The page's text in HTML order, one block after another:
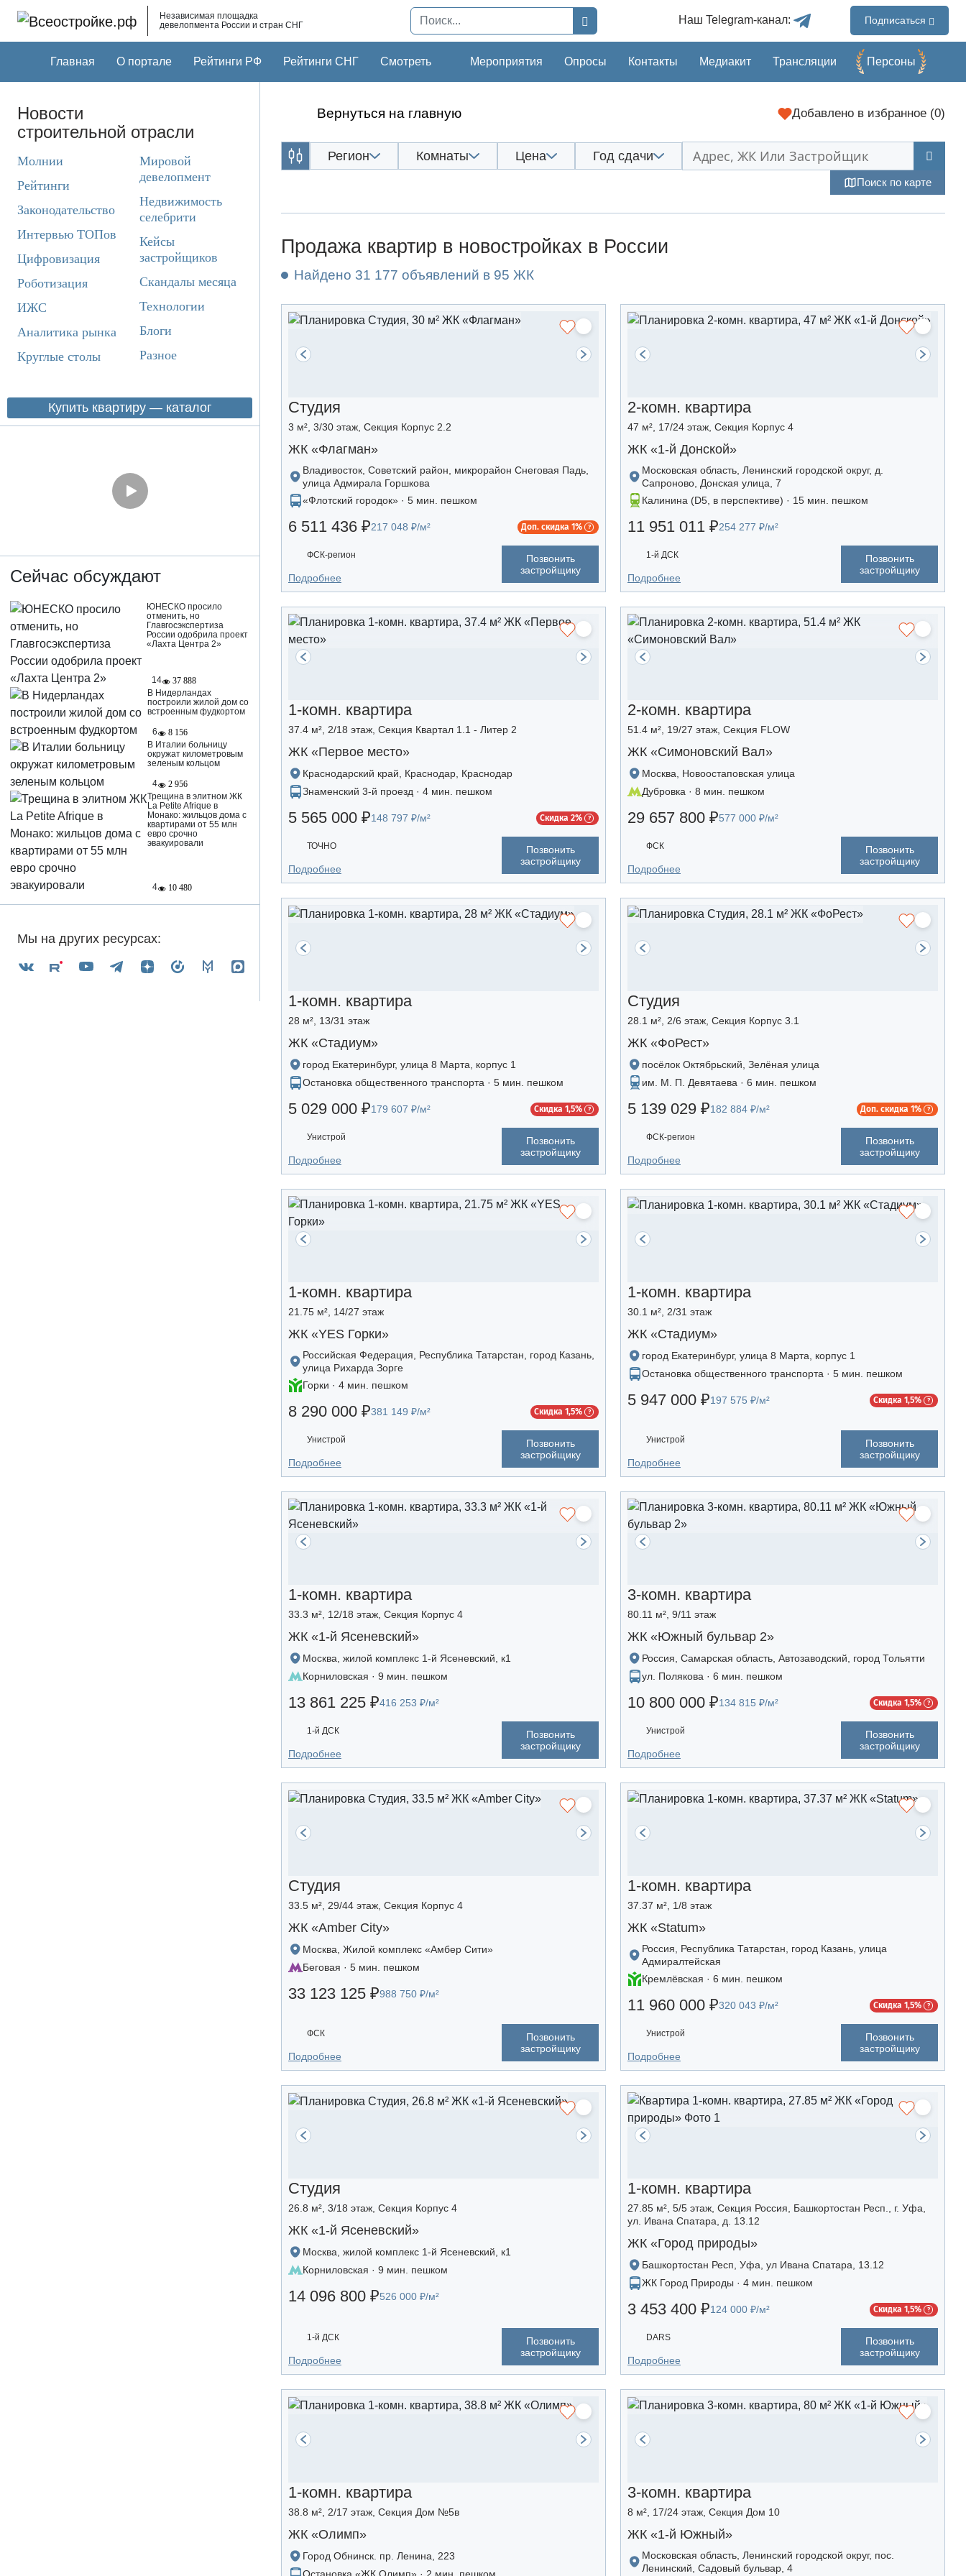
Независимая площадка
девелопмента России и стран СНГ
Наш Telegram-канал: Подписаться
Главная О портале Рейтинги РФ Рейтинги СНГ Смотреть Мероприятия Опросы Контакты Медиакит Трансляции Перcоны
Новости
строительной отрасли
Молнии
Рейтинги
Законодательство
Интервью ТОПов
Цифровизация
Роботизация
ИЖС
Аналитика рынка
Круглые столы
Мировой
девелопмент
Недвижимость
селебрити
Кейсы
застройщиков
Скандалы месяца
Технологии
Блоги
Разное
Купить квартиру — каталог
Сейчас обсуждают
ЮНЕСКО просило
отменить, но
Главгосэкспертиза
России одобрила проект
«Лахта Центра 2»
14
37 888
В Нидерландах
построили жилой дом со
встроенным фудкортом
6
8 156
В Италии больницу
окружат километровым
зеленым кольцом
4
2 956
Трещина в элитном ЖК
La Petite Afrique в
Монако: жильцов дома с
квартирами от 55 млн
евро срочно
эвакуировали
4 10 480
Мы на других ресурсах:
Вернуться на главную Добавлено в избранное (0)
Регион Комнаты Цена Год сдачи
Поиск по карте
Продажа квартир в новостройках в России
Найдено 31 177 объявлений в 95 ЖК
Студия
3 м², 3/30 этаж, Секция Корпус 2.2
ЖК «Флагман»
Владивосток, Советский район, микрорайон Снеговая Падь,
улица Адмирала Горшкова
«Флотский городок» · 5 мин. пешком
6 511 436 ₽217 048 ₽/м² Доп. скидка 1%
ФСК-регион
Позвонить
застройщику
Подробнее
2-комн. квартира
47 м², 17/24 этаж, Секция Корпус 4
ЖК «1-й Донской»
Московская область, Ленинский городской округ, д.
Сапроново, Донская улица, 7
Калинина (D5, в перспективе) · 15 мин. пешком
11 951 011 ₽254 277 ₽/м²
1-й ДСК
Позвонить
застройщику
Подробнее
1-комн. квартира
37.4 м², 2/18 этаж, Секция Квартал 1.1 - Литер 2
ЖК «Первое место»
Краснодарский край, Краснодар, Краснодар
Знаменский 3-й проезд · 4 мин. пешком
5 565 000 ₽148 797 ₽/м² Скидка 2%
ТОЧНО
Позвонить
застройщику
Подробнее
2-комн. квартира
51.4 м², 19/27 этаж, Секция FLOW
ЖК «Симоновский Вал»
Москва, Новоостаповская улица
Дубровка · 8 мин. пешком
29 657 800 ₽577 000 ₽/м²
ФСК
Позвонить
застройщику
Подробнее
1-комн. квартира
28 м², 13/31 этаж
ЖК «Стадиум»
город Екатеринбург, улица 8 Марта, корпус 1
Остановка общественного транспорта · 5 мин. пешком
5 029 000 ₽179 607 ₽/м² Скидка 1,5%
Унистрой
Позвонить
застройщику
Подробнее
Студия
28.1 м², 2/6 этаж, Секция Корпус 3.1
ЖК «ФоРест»
посёлок Октябрьский, Зелёная улица
им. М. П. Девятаева · 6 мин. пешком
5 139 029 ₽182 884 ₽/м² Доп. скидка 1%
ФСК-регион
Позвонить
застройщику
Подробнее
1-комн. квартира
21.75 м², 14/27 этаж
ЖК «YES Горки»
Российская Федерация, Республика Татарстан, город Казань,
улица Рихарда Зорге
Горки · 4 мин. пешком
8 290 000 ₽381 149 ₽/м² Скидка 1,5%
Унистрой
Позвонить
застройщику
Подробнее
1-комн. квартира
30.1 м², 2/31 этаж
ЖК «Стадиум»
город Екатеринбург, улица 8 Марта, корпус 1
Остановка общественного транспорта · 5 мин. пешком
5 947 000 ₽197 575 ₽/м² Скидка 1,5%
Унистрой
Позвонить
застройщику
Подробнее
1-комн. квартира
33.3 м², 12/18 этаж, Секция Корпус 4
ЖК «1-й Ясеневский»
Москва, жилой комплекс 1-й Ясеневский, к1
Корниловская · 9 мин. пешком
13 861 225 ₽416 253 ₽/м²
1-й ДСК
Позвонить
застройщику
Подробнее
3-комн. квартира
80.11 м², 9/11 этаж
ЖК «Южный бульвар 2»
Россия, Самарская область, Автозаводский, город Тольятти
ул. Полякова · 6 мин. пешком
10 800 000 ₽134 815 ₽/м² Скидка 1,5%
Унистрой
Позвонить
застройщику
Подробнее
Студия
33.5 м², 29/44 этаж, Секция Корпус 4
ЖК «Amber Сity»
Москва, Жилой комплекс «Амбер Сити»
Беговая · 5 мин. пешком
33 123 125 ₽988 750 ₽/м²
ФСК
Позвонить
застройщику
Подробнее
1-комн. квартира
37.37 м², 1/8 этаж
ЖК «Statum»
Россия, Республика Татарстан, город Казань, улица
Адмиралтейская
Кремлёвская · 6 мин. пешком
11 960 000 ₽320 043 ₽/м² Скидка 1,5%
Унистрой
Позвонить
застройщику
Подробнее
Студия
26.8 м², 3/18 этаж, Секция Корпус 4
ЖК «1-й Ясеневский»
Москва, жилой комплекс 1-й Ясеневский, к1
Корниловская · 9 мин. пешком
14 096 800 ₽526 000 ₽/м²
1-й ДСК
Позвонить
застройщику
Подробнее
1-комн. квартира
27.85 м², 5/5 этаж, Секция Россия, Башкортостан Респ., г. Уфа,
ул. Ивана Спатара, д. 13.12
ЖК «Город природы»
Башкортостан Респ, Уфа, ул Ивана Спатара, 13.12
ЖК Город Природы · 4 мин. пешком
3 453 400 ₽124 000 ₽/м² Скидка 1,5%
DARS
Позвонить
застройщику
Подробнее
1-комн. квартира
38.8 м², 2/17 этаж, Секция Дом №5в
ЖК «Олимп»
Город Обнинск. пр. Ленина, 223
3-комн. квартира
8 м², 17/24 этаж, Секция Дом 10
ЖК «1-й Южный»
Московская область, Ленинский городской округ, пос.
Ленинский, Садовый бульвар, 4